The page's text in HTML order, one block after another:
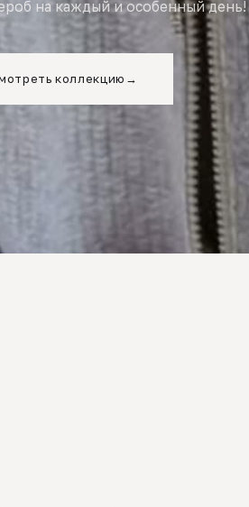
на каждый и особенный день!
коллекцию →